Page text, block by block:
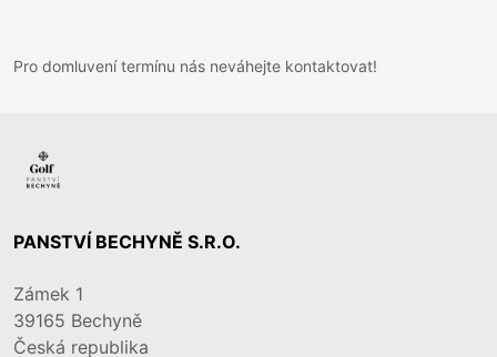
Pro domluvení termínu nás neváhejte kontaktovat!
PANSTVÍ BECHYNĚ S.R.O.
Zámek 1
39165 Bechyně
Česká republika